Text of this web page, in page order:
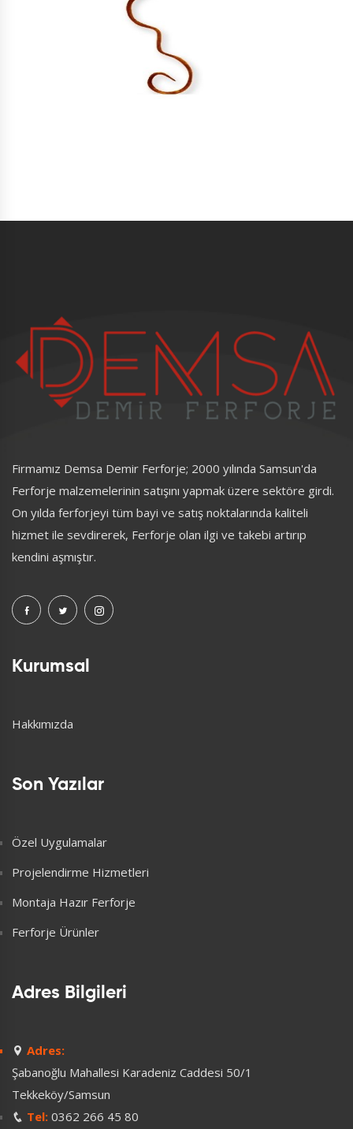
Firmamız Demsa Demir Ferforje; 2000 yılında Samsun'da
Ferforje malzemelerinin satışını yapmak üzere sektöre girdi.
On yılda ferforjeyi tüm bayi ve satış noktalarında kaliteli
hizmet ile sevdirerek, Ferforje olan ilgi ve takebi artırıp
kendini aşmıştır.
Kurumsal
Hakkımızda
Son Yazılar
Özel Uygulamalar
Projelendirme Hizmetleri
Montaja Hazır Ferforje
Ferforje Ürünler
Adres Bilgileri
Adres:
Şabanoğlu Mahallesi Karadeniz Caddesi 50/1
Tekkeköy/Samsun
Tel: 0362 266 45 80